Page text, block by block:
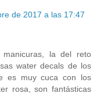
de 2017 a las 17:47
la del reto
water decals de los
es muy cuca con los
rosa, son fantásticas